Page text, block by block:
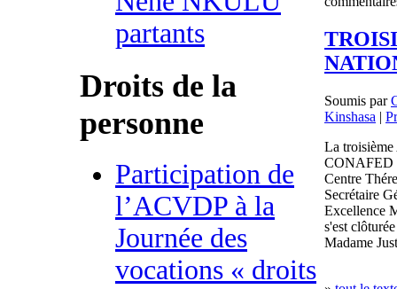
partants
Droits de la
personne
Participation de
l’ACVDP à la
Journée des
vocations « droits
Soumis par
Kinshasa |
La troisième
CONAFED
Centre
Secrétaire
Excellence
s'est
Madame